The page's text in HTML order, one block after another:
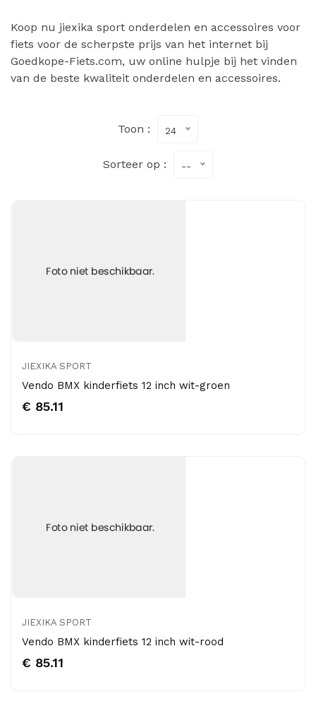
Koop nu jiexika sport onderdelen en accessoires voor
fiets voor de scherpste prijs van het internet bij
Goedkope-Fiets.com, uw online hulpje bij het vinden
van de beste kwaliteit onderdelen en accessoires.
Toon : 24
Sorteer op : --
JIEXIKA SPORT
Vendo BMX kinderfiets 12 inch wit-groen
€ 85.11
JIEXIKA SPORT
Vendo BMX kinderfiets 12 inch wit-rood
€ 85.11